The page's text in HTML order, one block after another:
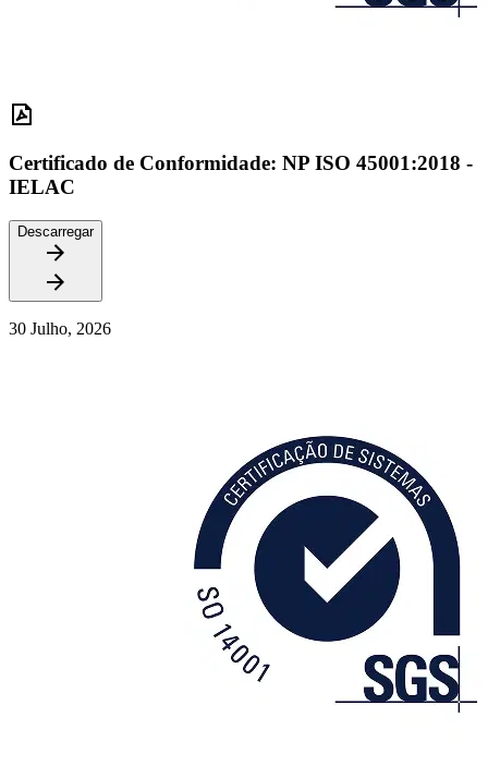
Certificado de Conformidade: NP ISO 45001:2018 -
IELAC
Descarregar
30 Julho, 2026